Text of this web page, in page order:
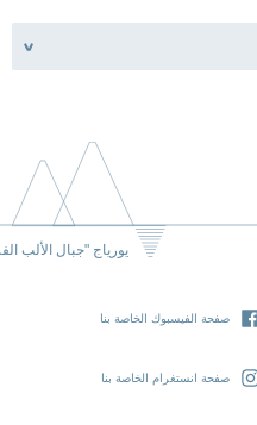
يورياج "جبال الألب
صفحة الفيسبوك الخاصة بنا
صفحة انستغرام الخاصة بنا